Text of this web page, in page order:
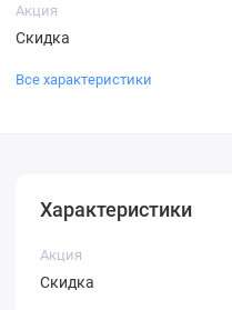
Акция
Скидка
Все характеристики
Характеристики
Акция
Скидка